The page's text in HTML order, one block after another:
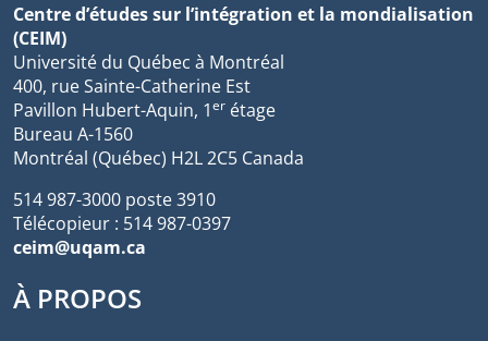
Centre d’études sur l’intégration et la mondialisation
(CEIM)
Université du Québec à Montréal
400, rue Sainte-Catherine Est
Pavillon Hubert-Aquin, 1er étage
Bureau A-1560
Montréal (Québec) H2L 2C5 Canada
514 987-3000 poste 3910
Télécopieur : 514 987-0397
ceim@uqam.ca
À PROPOS